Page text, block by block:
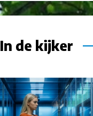
In de kijker